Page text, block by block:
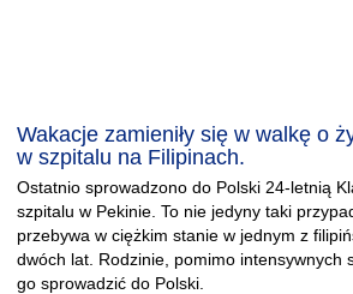
Wakacje zamieniły się w walkę o
w szpitalu na Filipinach.
Ostatnio sprowadzono do Polski 24-letnią
szpitalu w Pekinie. To nie jedyny taki
przebywa w ciężkim stanie w jednym z
dwóch lat. Rodzinie, pomimo intensywnych
go sprowadzić do Polski.